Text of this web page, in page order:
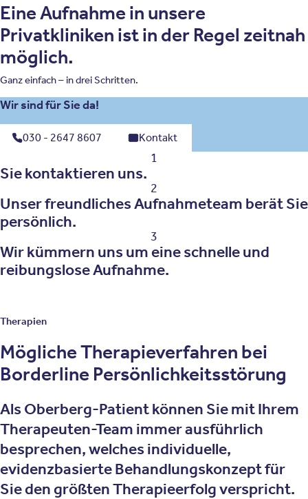
Eine Aufnahme in unsere
Privatkliniken ist in der Regel zeitnah
möglich.
Ganz einfach – in drei Schritten.
Wir sind für Sie da!
030 - 2647 8607 Kontakt
1
Sie kontaktieren uns.
2
Unser freundliches Aufnahmeteam berät Sie
persönlich.
3
Wir kümmern uns um eine schnelle und
reibungslose Aufnahme.
Therapien
Mögliche Therapieverfahren bei
Borderline Persönlichkeitsstörung
Als Oberberg-Patient können Sie mit Ihrem
Therapeuten-Team immer ausführlich
besprechen, welches individuelle,
evidenzbasierte Behandlungskonzept für
Sie den größten Therapieerfolg verspricht.